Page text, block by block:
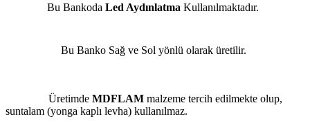
Bu Bankoda Led Aydınlatma Kullanılmaktadır.
Bu Banko Sağ ve Sol yönlü olarak üretilir.
Üretimde MDFLAM malzeme tercih edilmekte olup,
suntalam (yonga kaplı levha) kullanılmaz.